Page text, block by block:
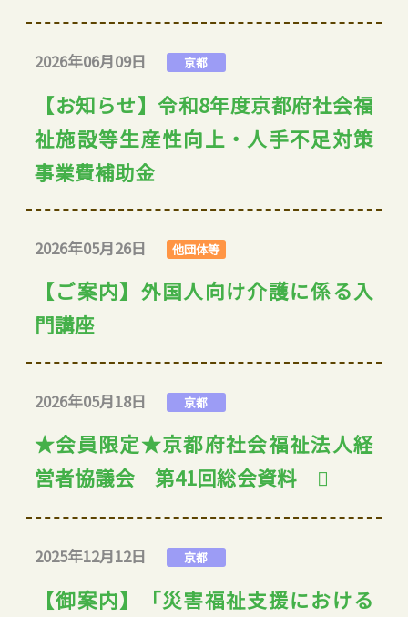
2026年06月09日 京都
【お知らせ】令和8年度京都府社会福
祉施設等生産性向上・人手不足対策
事業費補助金
2026年05月26日 他団体等
【ご案内】外国人向け介護に係る入
門講座
2026年05月18日 京都
★会員限定★京都府社会福祉法人経
営者協議会 第41回総会資料
2025年12月12日 京都
【御案内】「災害福祉支援における